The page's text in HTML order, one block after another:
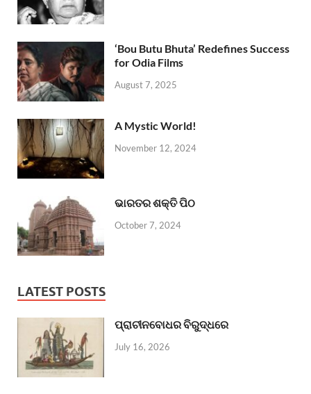
‘Bou Butu Bhuta’ Redefines Success
for Odia Films
August 7, 2025
A Mystic World!
November 12, 2024
ଭାରତର ଶକ୍ତି ପିଠ
October 7, 2024
LATEST POSTS
ପ୍ରାଚୀନବୋଧର ବିରୁଦ୍ଧରେ
July 16, 2026